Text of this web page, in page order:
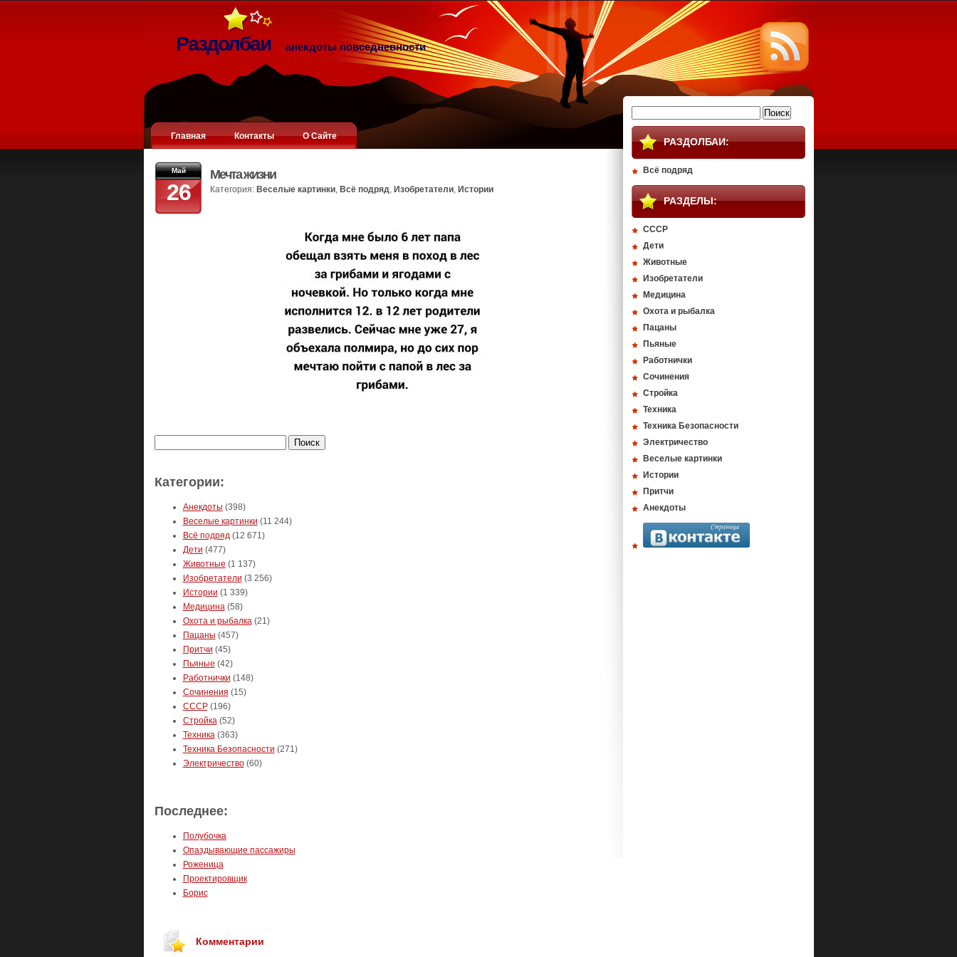
Раздолбаи анекдоты повседневности
Главная Контакты О Сайте
Май
26
Мечта жизни
Категория: Веселые картинки, Всё подряд, Изобретатели, Истории
Категории:
Анекдоты (398)
Веселые картинки (11 244)
Всё подряд(12 671)
Дети (477)
Животные (1 137)
Изобретатели (3 256)
Истории (1 339)
Медицина(58)
Охота и рыбалка(21)
Пацаны (457)
Притчи (45)
Пьяные (42)
Работнички (148)
Сочинения (15)
СССР(196)
Стройка(52)
Техника(363)
Техника Безопасности (271)
Электричество(60)
Последнее:
Полубочка
Опаздывающие пассажиры
Роженица
Проектировщик
Борис
Комментарии
РАЗДОЛБАИ:
Всё подряд
РАЗДЕЛЫ:
СССР
Дети
Животные
Изобретатели
Медицина
Охота и рыбалка
Пацаны
Пьяные
Работнички
Сочинения
Стройка
Техника
Техника Безопасности
Электричество
Веселые картинки
Истории
Притчи
Анекдоты